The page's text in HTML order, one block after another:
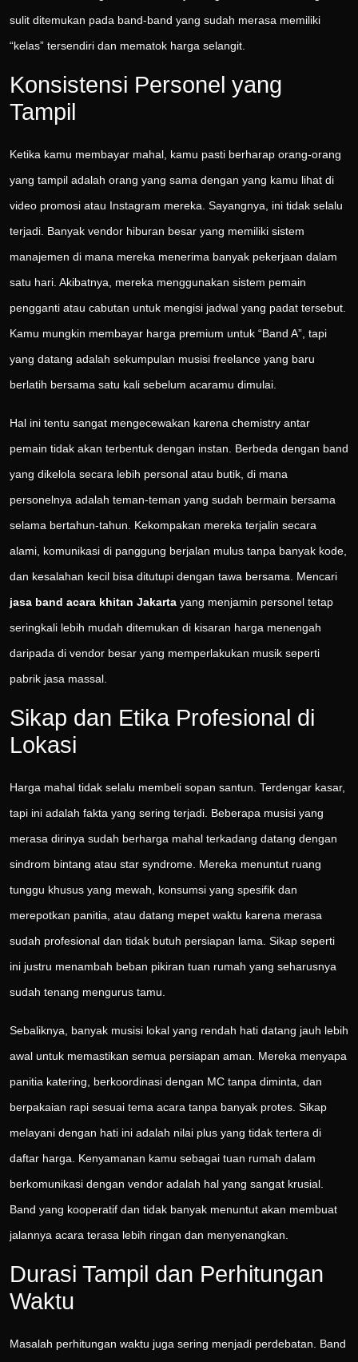
sulit ditemukan pada band-band yang sudah merasa memiliki
“kelas” tersendiri dan mematok harga selangit.
Konsistensi Personel yang
Tampil
Ketika kamu membayar mahal, kamu pasti berharap orang-orang
yang tampil adalah orang yang sama dengan yang kamu lihat di
video promosi atau Instagram mereka. Sayangnya, ini tidak selalu
terjadi. Banyak vendor hiburan besar yang memiliki sistem
manajemen di mana mereka menerima banyak pekerjaan dalam
satu hari. Akibatnya, mereka menggunakan sistem pemain
pengganti atau cabutan untuk mengisi jadwal yang padat tersebut.
Kamu mungkin membayar harga premium untuk “Band A”, tapi
yang datang adalah sekumpulan musisi freelance yang baru
berlatih bersama satu kali sebelum acaramu dimulai.
Hal ini tentu sangat mengecewakan karena chemistry antar
pemain tidak akan terbentuk dengan instan. Berbeda dengan band
yang dikelola secara lebih personal atau butik, di mana
personelnya adalah teman-teman yang sudah bermain bersama
selama bertahun-tahun. Kekompakan mereka terjalin secara
alami, komunikasi di panggung berjalan mulus tanpa banyak kode,
dan kesalahan kecil bisa ditutupi dengan tawa bersama. Mencari
jasa band acara khitan Jakarta yang menjamin personel tetap
seringkali lebih mudah ditemukan di kisaran harga menengah
daripada di vendor besar yang memperlakukan musik seperti
pabrik jasa massal.
Sikap dan Etika Profesional di
Lokasi
Harga mahal tidak selalu membeli sopan santun. Terdengar kasar,
tapi ini adalah fakta yang sering terjadi. Beberapa musisi yang
merasa dirinya sudah berharga mahal terkadang datang dengan
sindrom bintang atau star syndrome. Mereka menuntut ruang
tunggu khusus yang mewah, konsumsi yang spesifik dan
merepotkan panitia, atau datang mepet waktu karena merasa
sudah profesional dan tidak butuh persiapan lama. Sikap seperti
ini justru menambah beban pikiran tuan rumah yang seharusnya
sudah tenang mengurus tamu.
Sebaliknya, banyak musisi lokal yang rendah hati datang jauh lebih
awal untuk memastikan semua persiapan aman. Mereka menyapa
panitia katering, berkoordinasi dengan MC tanpa diminta, dan
berpakaian rapi sesuai tema acara tanpa banyak protes. Sikap
melayani dengan hati ini adalah nilai plus yang tidak tertera di
daftar harga. Kenyamanan kamu sebagai tuan rumah dalam
berkomunikasi dengan vendor adalah hal yang sangat krusial.
Band yang kooperatif dan tidak banyak menuntut akan membuat
jalannya acara terasa lebih ringan dan menyenangkan.
Durasi Tampil dan Perhitungan
Waktu
Masalah perhitungan waktu juga sering menjadi perdebatan. Band